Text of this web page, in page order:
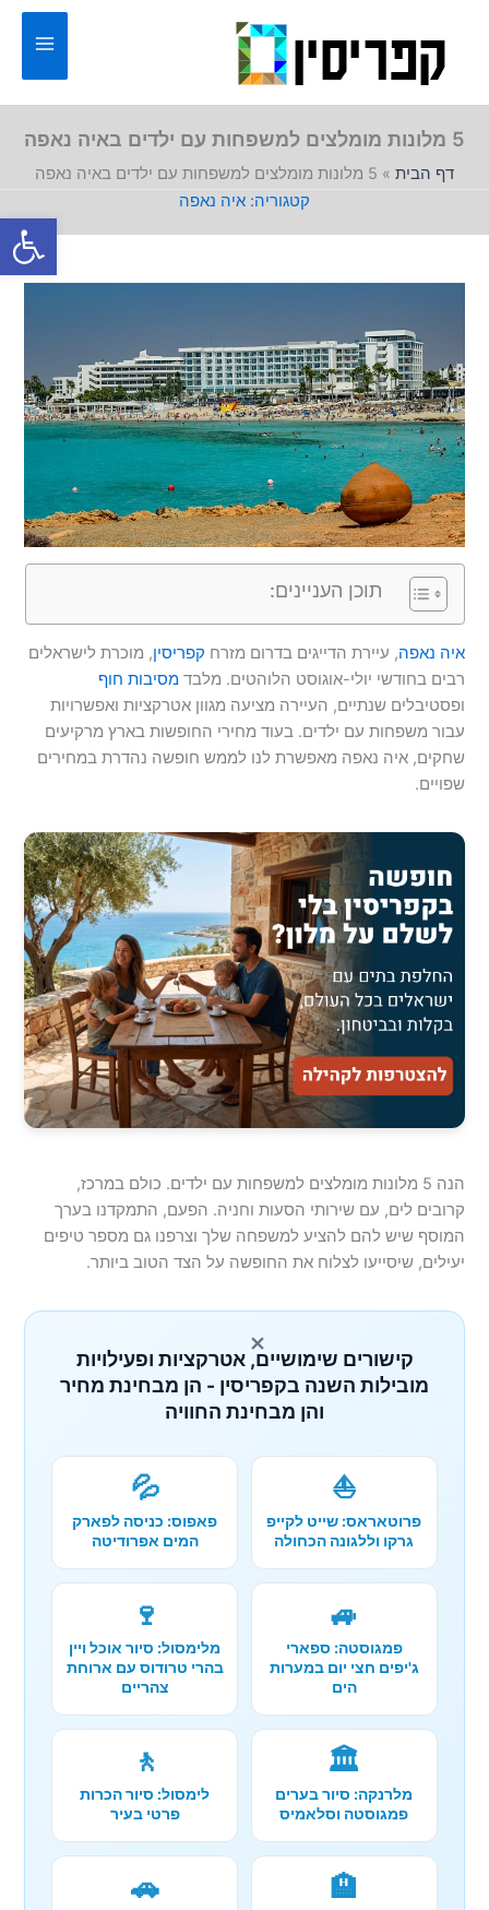
פתח
5 מלונות מומלצים למשפחות עם ילדים באיה נאפה
דף הבית » 5 מלונות מומלצים למשפחות עם ילדים באיה נאפה
איה נאפה
תוכן העניינים:
איה נאפה, עיירת הדייגים בדרום מזרח קפריסין, מוכרת לישראלים
רבים בחודשי יולי-אוגוסט הלוהטים. מלבדמסיבות חוף
ופסטיבלים שנתיים, העיירה מציעה מגוון אטרקציות ואפשרויות
עבור משפחות עם ילדים. בעוד מחירי החופשות בארץ מרקיעים
שחקים, איה נאפה מאפשרת לנו לממש חופשה נהדרת במחירים
שפויים.
הנה 5 מלונות מומלצים למשפחות עם ילדים. כולם במרכז,
קרובים לים, עם שירותי הסעות וחניה. הפעם, התמקדנו בערך
המוסף שיש להם להציע למשפחה שלך וצרפנו גם מספר טיפים
יעילים, שיסייעו לצלוח את החופשה על הצד הטוב ביותר.
×
קישורים שימושיים, אטרקציות ופעילויות
מובילות השנה בקפריסין - הן מבחינת מחיר
והן מבחינת החוויה
⛵
פרוטאראס: שייט לקייפ
גרקו וללגונה הכחולה
💦
פאפוס: כניסה לפארק
המים אפרודיטה
🚙
פמגוסטה: ספארי
ג'יפים חצי יום במערות
הים
🍷
מלימסול: סיור אוכל ויין
בהרי טרודוס עם ארוחת
צהריים
🏛️
מלרנקה: סיור בערים
פמגוסטה וסלאמיס
🚶
לימסול: סיור הכרות
פרטי בעיר
🏨
🚗